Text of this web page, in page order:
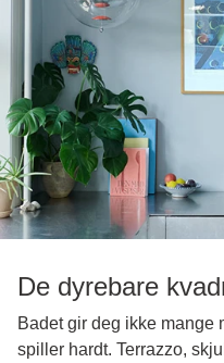
De dyrebare
Badet gir deg ikke mange
spiller hardt. Terrazzo,